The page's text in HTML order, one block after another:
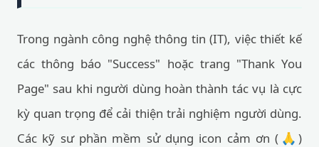
Trong ngành công nghệ thông tin (IT), việc thiết kế
các thông báo "Success" hoặc trang "Thank You
Page" sau khi người dùng hoàn thành tác vụ là cực
kỳ quan trọng để cải thiện trải nghiệm người dùng.
Các kỹ sư phần mềm sử dụng icon cảm ơn (🙏)